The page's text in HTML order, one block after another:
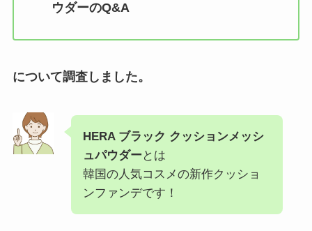
ウダーのQ&A
について調査しました。
HERA ブラック クッションメッシ
ュパウダーとは
韓国の人気コスメの新作クッショ
ンファンデです！